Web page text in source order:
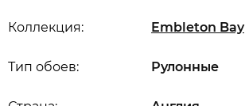
Коллекция: Embleton Bay
Тип обоев: Рулонные